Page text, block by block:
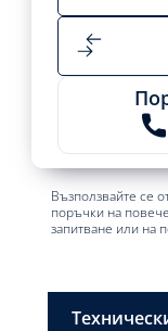
Възползвайте се
поръчки на
запитване или на